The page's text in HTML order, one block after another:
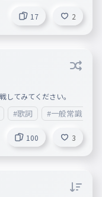
17 2
してみてください。
#歌詞 #一般常識
100 3